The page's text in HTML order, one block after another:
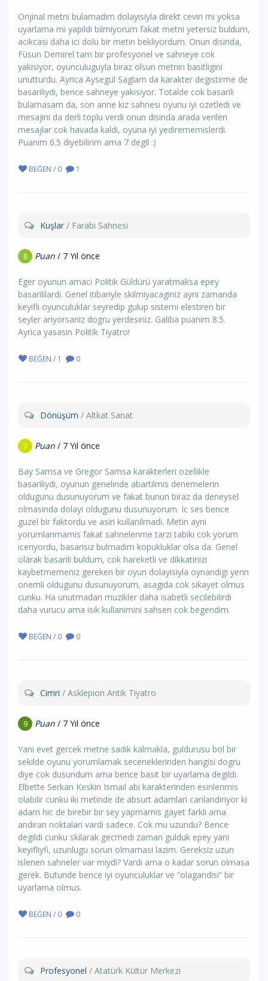
Orijinal metni bulamadim dolayisiyla direkt ceviri mi yoksa
uyarlama mi yapildi bilmiyorum fakat metni yetersiz buldum,
acikcasi daha ici dolu bir metin bekliyordum. Onun disinda,
Füsun Demirel tam bir profesyonel ve sahneye cok
yakisiyor, oyunculuguyla biraz olsun metnin basitligini
unutturdu. Ayrica Aysegül Saglam da karakter degistirme de
basariliydi, bence sahneye yakisiyor. Totalde cok basarili
bulamasam da, son anne kiz sahnesi oyunu iyi ozetledi ve
mesajini da derli toplu verdi onun disinda arada verilen
mesajlar cok havada kaldi, oyuna iyi yedirememislerdi.
Puanim 6.5 diyebilirim ama 7 degil :)
BEĞEN / 0 1
Kuşlar / Farabi Sahnesi
8 Puan / 7 Yıl önce
Eger oyunun amaci Politik Güldürü yaratmaksa epey
basarililardi. Genel itibariyle skilmiyacaginiz ayni zamanda
keyifli oyunculuklar seyredip gulup sistemi elestiren bir
seyler ariyorsaniz dogru yerdesiniz. Galiba puanim 8.5.
Ayrica yasasin Politik Tiyatro!
BEĞEN / 1 0
Dönüşüm / Altkat Sanat
7 Puan / 7 Yıl önce
Bay Samsa ve Gregor Samsa karakterleri ozellikle
basariliydi, oyunun genelinde abartilmis denemelerin
oldugunu dusunuyorum ve fakat bunun biraz da deneysel
olmasinda dolayi oldugunu dusunuyorum. Ic ses bence
guzel bir faktordu ve asiri kullanilmadi. Metin ayni
yorumlanmamis fakat sahnelenme tarzi tabiki cok yorum
iceriyordu, basarisiz bulmadim kopukluklar olsa da. Genel
olarak basarili buldum, cok hareketli ve dikkatinizi
kaybetmemeniz gereken bir oyun dolayisiyla oynandigi yerin
onemli oldugunu dusunuyorum, asagida cok sikayet olmus
cunku. Ha unutmadan muzikler daha isabetli secilebilirdi
daha vurucu ama isik kullanimini sahsen cok begendim.
BEĞEN / 0 0
Cimri / Asklepion Antik Tiyatro
9 Puan / 7 Yıl önce
Yani evet gercek metne sadik kalmakla, guldurusu bol bir
sekilde oyunu yorumlamak seceneklerinden hangisi dogru
diye cok dusundum ama bence basit bir uyarlama degildi.
Elbette Serkan Keskin Ismail abi karakterinden esinlenmis
olabilir cunku iki metinde de absurt adamlari canlandiriyor ki
adam hic de birebir bir sey yapmamis gayet farkli ama
andiran noktalari vardi sadece. Cok mu uzundu? Bence
degildi cunku skilarak gecmedi zaman gulduk epey yani
keyifliyfi, uzunlugu sorun olmamasi lazim. Gereksiz uzun
islenen sahneler var miydi? Vardi ama o kadar sorun olmasa
gerek. Butunde bence iyi oyunculuklar ve “olagandisi” bir
uyarlama olmus.
BEĞEN / 0 0
Profesyonel / Atatürk Kültür Merkezi